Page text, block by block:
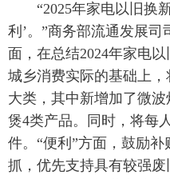
“2025年家电以旧换新
利’。”商务部流通发展
面，在总结2024年家电
城乡消费实际的基础上
大类，其中新增加了微
煲4类产品。同时，将每
件。“便利”方面，鼓励
抓，优先支持具有较强